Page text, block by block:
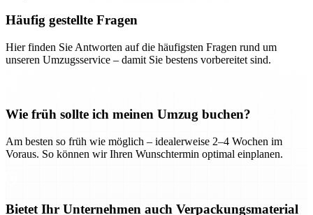
Häufig gestellte Fragen
Hier finden Sie Antworten auf die häufigsten Fragen rund um
unseren Umzugsservice – damit Sie bestens vorbereitet sind.
Wie früh sollte ich meinen Umzug buchen?
Am besten so früh wie möglich – idealerweise 2–4 Wochen im
Voraus. So können wir Ihren Wunschtermin optimal einplanen.
Bietet Ihr Unternehmen auch Verpackungsmaterial